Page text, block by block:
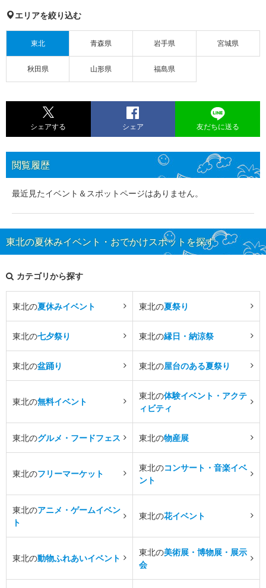
エリアを絞り込む
東北 青森県 岩手県 宮城県
秋田県 山形県 福島県
シェアする シェア 友だちに送る
閲覧履歴
最近見たイベント＆スポットページはありません。
東北の夏休みイベント・おでかけスポットを探す
カテゴリから探す
東北の夏休みイベント 東北の夏祭り
東北の七夕祭り 東北の縁日・納涼祭
東北の盆踊り 東北の屋台のある夏祭り
東北の無料イベント
東北の体験イベント・アクテ
ィビティ
東北のグルメ・フードフェス 東北の物産展
東北のフリーマーケット
東北のコンサート・音楽イベ
ント
東北のアニメ・ゲームイベン
ト
東北の花イベント
東北の動物ふれあいイベント
東北の美術展・博物展・展示
会